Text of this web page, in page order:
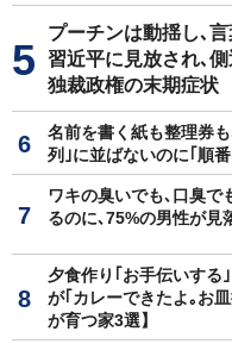
プーチンは動揺し､
習近平に見放され､
独裁政権の末期症状
名前を書く紙も整理券
列｣に並ばないのに｢順
ワキの臭いでも､口臭
るのに､75%の男性が
夕食作り｢お手伝いす
が｢カレーできたよ｡お
が育つ家3選】